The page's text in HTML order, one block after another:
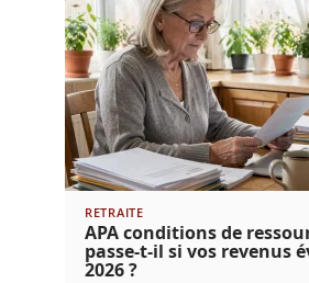
RETRAITE
APA conditions de
passe-t-il si vos revenus
2026 ?